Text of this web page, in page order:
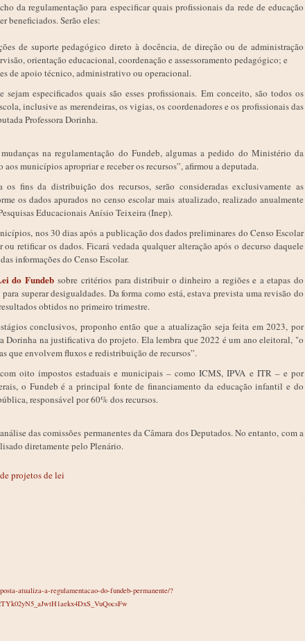
da regulamentação para especificar quais profissionais da rede de educação
beneficiados. Serão eles:
de suporte pedagógico direto à docência, de direção ou de administração
orientação educacional, coordenação e assessoramento pedagógico; e
de apoio técnico, administrativo ou operacional.
sejam especificados quais são esses profissionais. Em conceito, são todos os
inclusive as merendeiras, os vigias, os coordenadores e os profissionais das
Professora Dorinha.
na regulamentação do Fundeb, algumas a pedido do Ministério da
aos municípios apropriar e receber os recursos”, afirmou a deputada.
os fins da distribuição dos recursos, serão consideradas exclusivamente as
os dados apurados no censo escolar mais atualizado, realizado anualmente
Educacionais Anísio Teixeira (Inep).
nos 30 dias após a publicação dos dados preliminares do Censo Escolar
retificar os dados. Ficará vedada qualquer alteração após o decurso daquele
informações do Censo Escolar.
do Fundeb sobre critérios para distribuir o dinheiro a regiões e a etapas do
superar desigualdades. Da forma como está, estava prevista uma revisão do
obtidos no primeiro trimestre.
conclusivos, proponho então que a atualização seja feita em 2023, por
Dorinha na justificativa do projeto. Ela lembra que 2022 é um ano eleitoral, "o
que envolvem fluxos e redistribuição de recursos”.
oito impostos estaduais e municipais – comoICMS, IPVA e ITR – e por
o Fundeb é a principal fonte de financiamento da educação infantil e do
responsável por 60% dos recursos.
das comissões permanentes da Câmara dos Deputados. No entanto, com a
diretamente pelo Plenário.
projetos de lei
atualiza-a-regulamentacao-do-fundeb-permanente/?